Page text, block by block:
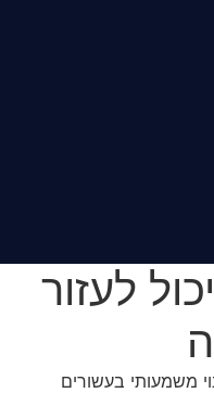
לעזור
משמעותי בעשורים